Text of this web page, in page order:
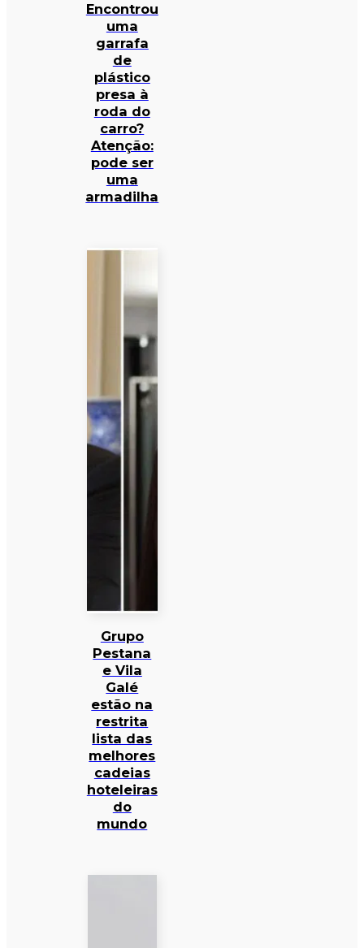
Encontrou
uma
garrafa
de
plástico
presa à
roda do
carro?
Atenção:
pode ser
uma
armadilha
Grupo
Pestana
e Vila
Galé
estão na
restrita
lista das
melhores
cadeias
hoteleiras
do
mundo